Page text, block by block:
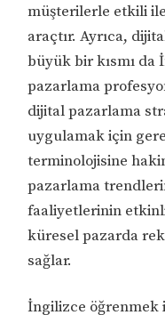
müşterilerle etkili
araçtır. Ayrıca,
büyük bir kısmı da
pazarlama
dijital pazarlama
uygulamak için
terminolojisine
pazarlama
faaliyetlerinin
küresel pazarda
sağlar.
İngilizce öğrenmek